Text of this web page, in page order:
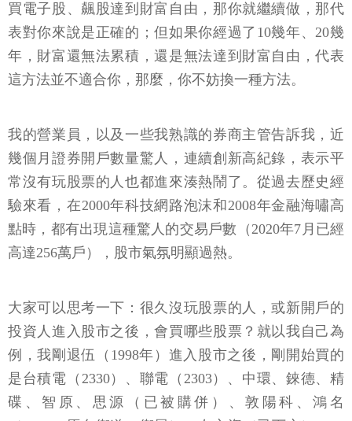
買電子股、飆股達到財富自由，那你就繼續做，那代
表對你來說是正確的；但如果你經過了10幾年、20幾
年，財富還無法累積，還是無法達到財富自由，代表
這方法並不適合你，那麼，你不妨換一種方法。
我的營業員，以及一些我熟識的券商主管告訴我，近
幾個月證券開戶數量驚人，連續創新高紀錄，表示平
常沒有玩股票的人也都進來湊熱鬧了。從過去歷史經
驗來看，在2000年科技網路泡沫和2008年金融海嘯高
點時，都有出現這種驚人的交易戶數（2020年7月已經
高達256萬戶），股市氣氛明顯過熱。
大家可以思考一下：很久沒玩股票的人，或新開戶的
投資人進入股市之後，會買哪些股票？就以我自己為
例，我剛退伍（1998年）進入股市之後，剛開始買的
是台積電（2330）、聯電（2303）、中環、錸德、精
碟、智原、思源（已被購併）、敦陽科、鴻名